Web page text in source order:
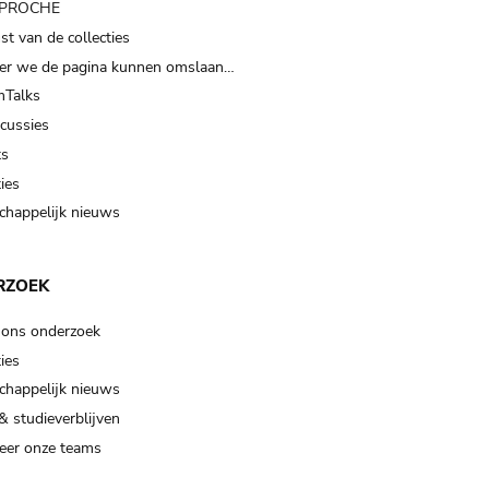
van de collecties
we de pagina kunnen omslaan…
nieuws
onderzoek
nieuws
studieverblijven
onze teams